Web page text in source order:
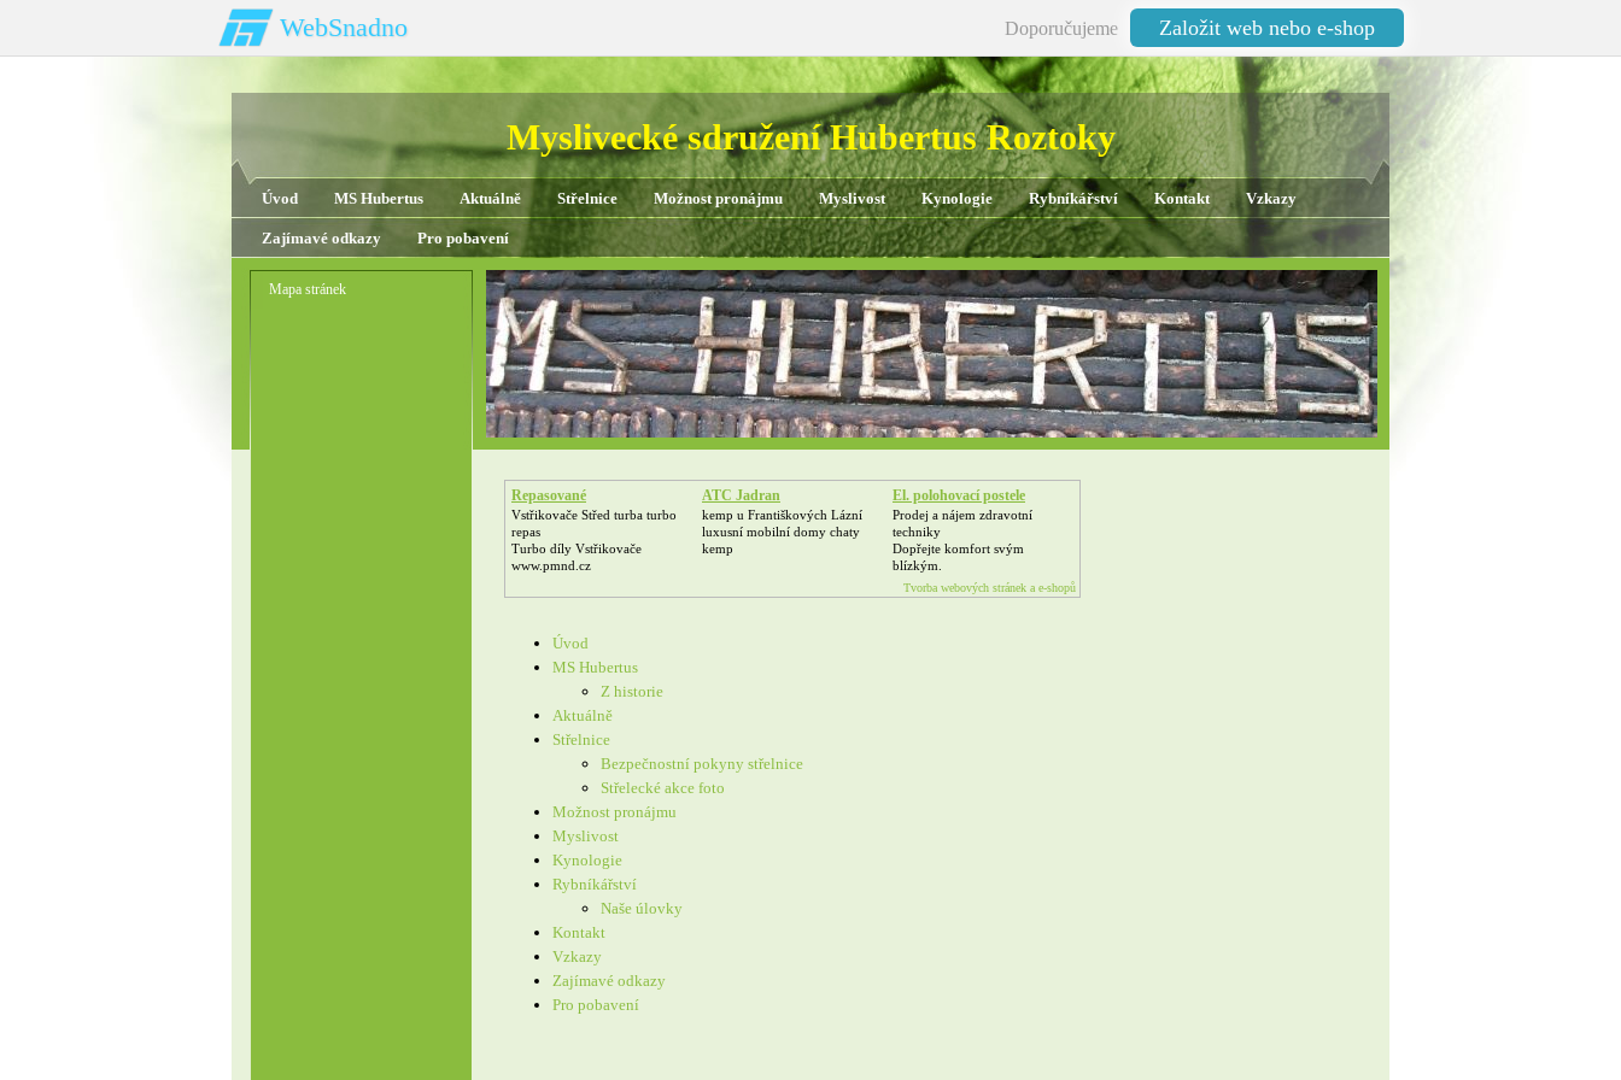
WebSnadno Doporučujeme Založit web nebo e-shop
Myslivecké sdružení Hubertus Roztoky
Úvod MS Hubertus Aktuálně Střelnice Možnost pronájmu Myslivost Kynologie Rybníkářství Kontakt Vzkazy
Zajímavé odkazy Pro pobavení
Mapa stránek
Repasované
Turbodmychadlo
Vstřikovače Střed turba turbo
repas
Turbo díly Vstřikovače
www.pmnd.cz
ATC Jadran
kemp u Františkových Lázní
luxusní mobilní domy chaty
kemp
El. polohovací postele
Prodej a nájem zdravotní
techniky
Dopřejte komfort svým
blízkým.
Tvorba webových stránek a e-shopů
Úvod
MS Hubertus
Z historie
Aktuálně
Střelnice
Bezpečnostní pokyny střelnice
Střelecké akce foto
Možnost pronájmu
Myslivost
Kynologie
Rybníkářství
Naše úlovky
Kontakt
Vzkazy
Zajímavé odkazy
Pro pobavení